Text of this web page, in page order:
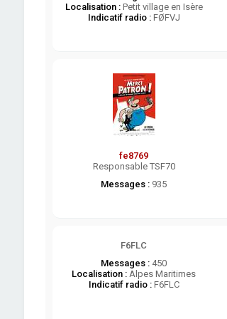
Localisation :Petit village en Isère
Indicatif radio :FØFVJ
fe8769
Responsable TSF70
Messages : 935
F6FLC
Messages : 450
Localisation : Alpes Maritimes
Indicatif radio :F6FLC